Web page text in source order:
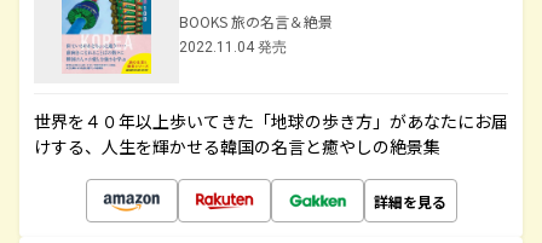
BOOKS 旅の名言＆絶景
2022.11.04 発売
世界を４０年以上歩いてきた「地球の歩き方」があなたにお届
けする、人生を輝かせる韓国の名言と癒やしの絶景集
詳細を見る